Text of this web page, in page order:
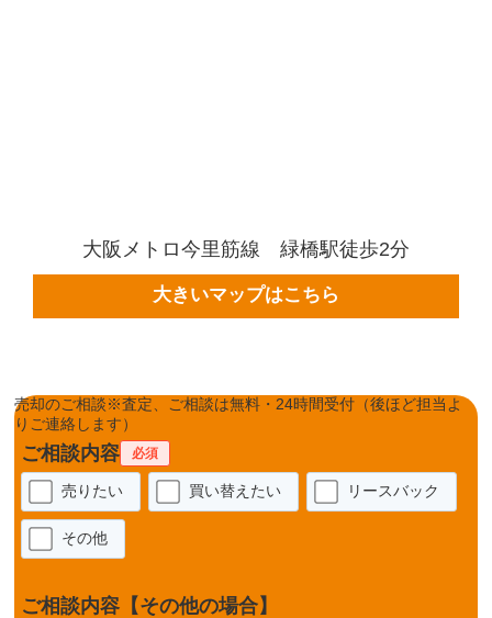
大阪メトロ今里筋線 緑橋駅徒歩2分
大きいマップはこちら
売却のご相談※査定、ご相談は無料・24時間受付（後ほど担当よ
りご連絡します）
ご相談内容 必須
売りたい 買い替えたい リースバック
その他
ご相談内容【その他の場合】